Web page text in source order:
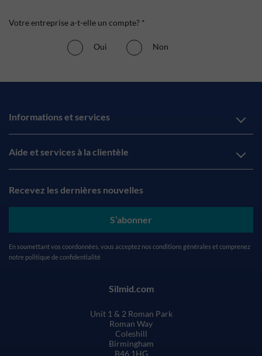
Votre entreprise a-t-elle un compte? *
Oui Non
Informations et services
Aide et services à la clientèle
Recevez les dernières nouvelles
S’abonner
En soumettant vos coordonnées, vous acceptez nos conditions générales et comprenez
notre politique de confidentialité
Silmid.com
Unit 1 & 2 Roman Park
Roman Way
Coleshill
Birmingham
B46 1HG